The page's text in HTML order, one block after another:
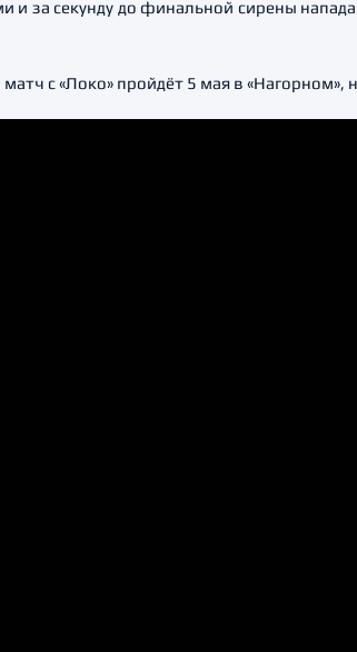
и за секунду до финальной сирены
с «Локо» пройдёт 5 мая в «Нагорном»,